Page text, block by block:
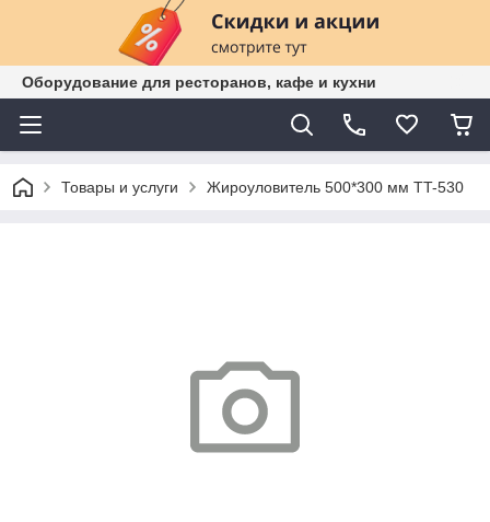
Оборудование для ресторанов, кафе и кухни
Товары и услуги Жироуловитель 500*300 мм TT-530